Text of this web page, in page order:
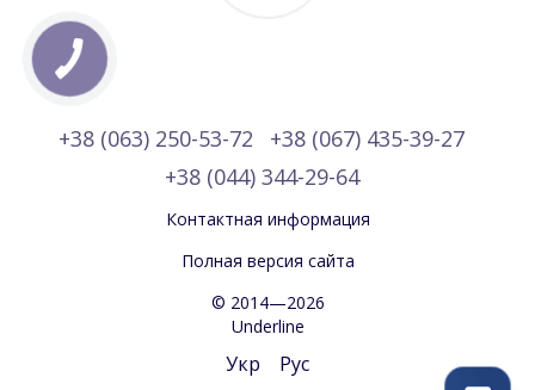
+38 (063) 250-53-72
+38 (067) 435-39-27
+38 (044) 344-29-64
Контактная информация
Полная версия сайта
© 2014—2026
Underline
Укр Рус